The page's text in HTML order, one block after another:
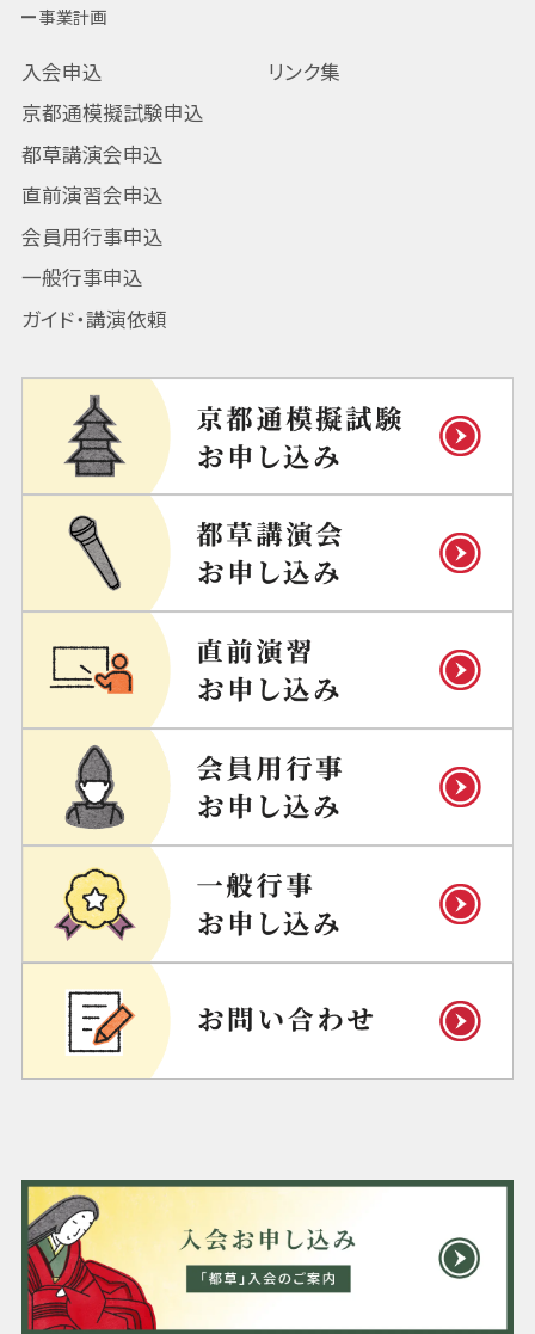
事業計画
入会申込
京都通模擬試験申込
都草講演会申込
直前演習会申込
会員用行事申込
一般行事申込
ガイド・講演依頼
リンク集